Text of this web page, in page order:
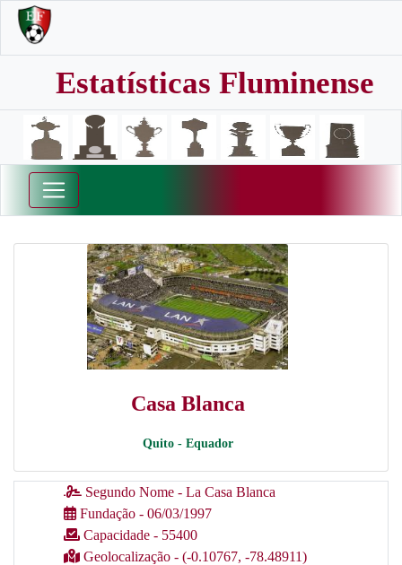
Estatísticas Fluminense
Casa Blanca
Quito - Equador
Segundo Nome - La Casa Blanca
Fundação - 06/03/1997
Capacidade - 55400
Geolocalização - (-0.10767, -78.48911)